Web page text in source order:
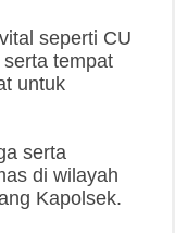
seperti CU
tempat
untuk
serta
di wilayah
Kapolsek.